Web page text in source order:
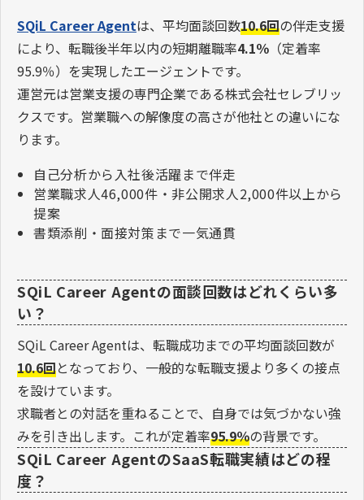
SQiL Career Agentは、平均面談回数10.6回の伴走支援
により、転職後半年以内の短期離職率4.1％ （定着率
95.9％）を実現したエージェントです。
運営元は営業支援の専門企業である株式会社セレブリッ
クスです。営業職への解像度の高さが他社との違いにな
ります。
自己分析から入社後活躍まで伴走
営業職求人46,000件・非公開求人2,000件以上から
提案
書類添削・面接対策まで一気通貫
SQiL Career Agentの面談回数はどれくらい多
い？
SQiL Career Agentは、転職成功までの平均面談回数が
10.6回となっており、一般的な転職支援より多くの接点
を設けています。
求職者との対話を重ねることで、自身では気づかない強
みを引き出します。これが定着率95.9％の背景です。
SQiL Career AgentのSaaS転職実績はどの程
度？